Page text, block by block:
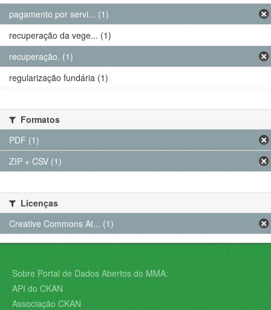
pagamento por servi... (1)
recuperação da vege... (1)
recuperação. (1)
regularização fundária (1)
Formatos
PDF (1)
ZIP + CSV (1)
Licenças
Creative Commons At... (1)
Sobre Portal de Dados Abertos do MMA:
API do CKAN
Associação CKAN